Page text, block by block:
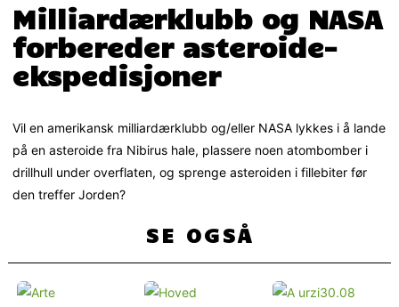
Milliardærklubb og NASA
forbereder asteroide-
ekspedisjoner
Vil en amerikansk milliardærklubb og/eller NASA lykkes i å lande
på en asteroide fra Nibirus hale, plassere noen atombomber i
drillhull under overflaten, og sprenge asteroiden i fillebiter før
den treffer Jorden?
SE OGSÅ